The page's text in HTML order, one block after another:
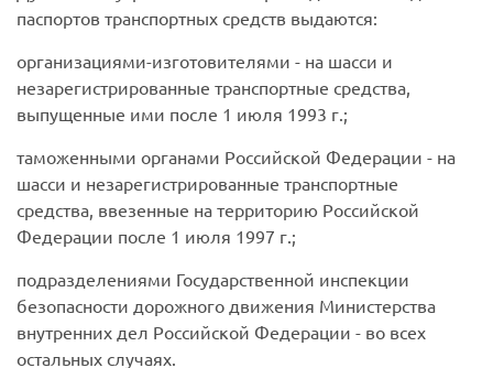
паспортов транспортных средств выдаются:
организациями-изготовителями - на шасси и
незарегистрированные транспортные средства,
выпущенные ими после 1 июля 1993 г.;
таможенными органами Российской Федерации - на
шасси и незарегистрированные транспортные
средства, ввезенные на территорию Российской
Федерации после 1 июля 1997 г.;
подразделениями Государственной инспекции
безопасности дорожного движения Министерства
внутренних дел Российской Федерации - во всех
остальных случаях.